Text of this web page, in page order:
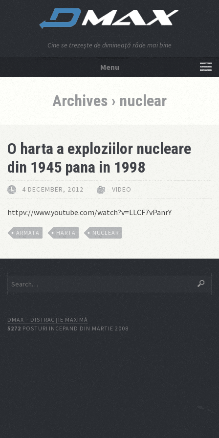
Cine se trezeşte de dimineaţă râde mai bine
Menu
Archives › nuclear
O harta a exploziilor nucleare
din 1945 pana in 1998
4 DECEMBER, 2012 VIDEO
httpv://www.youtube.com/watch?v=LLCF7vPanrY
ARMATA HARTA NUCLEAR
DMAX – DISTRACŢIE MAXIMĂ
5272 POSTURI INCEPAND DIN MARTIE 2008